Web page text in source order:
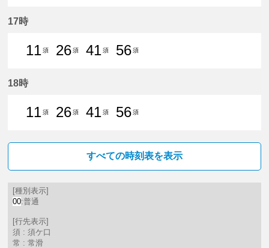
17時
11須
26須
41須
56須
18時
11須
26須
41須
56須
すべての時刻表を表示
[種別表示]
00:普通
[行先表示]
須 : 須ケ口
常 : 常滑